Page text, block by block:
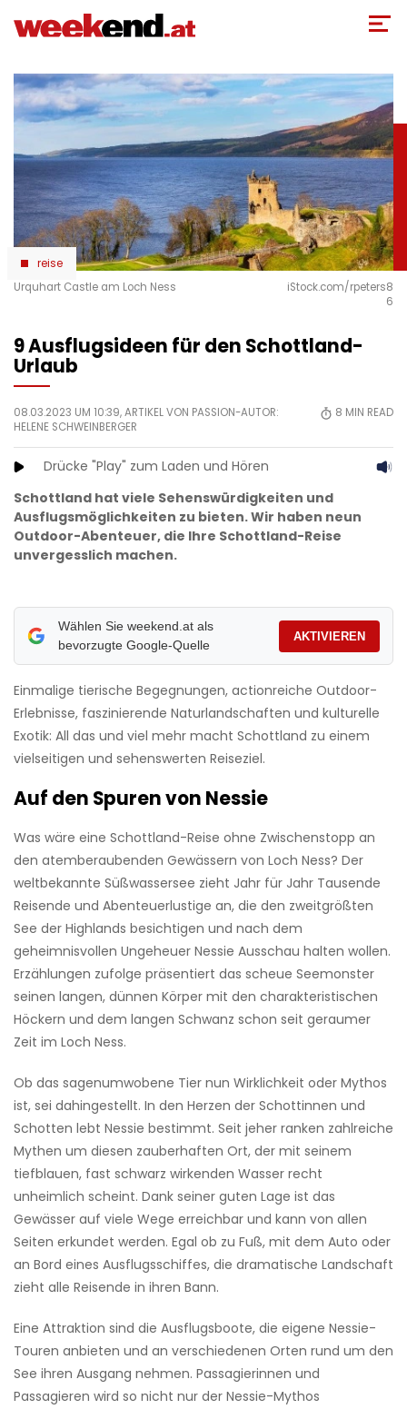
zum
reise
Urquhart Castle am Loch Ness
iStock.com/rpeters8
6
9 Ausflugsideen für den Schottland-
Urlaub
08.03.2023 UM 10:39, ARTIKEL VON PASSION-AUTOR:
HELENE SCHWEINBERGER
8 MIN READ
Drücke "Play" zum Laden und Hören
Schottland hat viele Sehenswürdigkeiten und
Ausflugsmöglichkeiten zu bieten. Wir haben neun
Outdoor-Abenteuer, die Ihre Schottland-Reise
unvergesslich machen.
Wählen Sie weekend.at als
bevorzugte Google-Quelle
AKTIVIEREN
Einmalige tierische Begegnungen, actionreiche Outdoor-
Erlebnisse, faszinierende Naturlandschaften und kulturelle
Exotik: All das und viel mehr macht Schottland zu einem
vielseitigen und sehenswerten Reiseziel.
Auf den Spuren von Nessie
Was wäre eine Schottland-Reise ohne Zwischenstopp an
den atemberaubenden Gewässern von Loch Ness? Der
weltbekannte Süßwassersee zieht Jahr für Jahr Tausende
Reisende und Abenteuerlustige an, die den zweitgrößten
See der Highlands besichtigen und nach dem
geheimnisvollen Ungeheuer Nessie Ausschau halten wollen.
Erzählungen zufolge präsentiert das scheue Seemonster
seinen langen, dünnen Körper mit den charakteristischen
Höckern und dem langen Schwanz schon seit geraumer
Zeit im Loch Ness.
Ob das sagenumwobene Tier nun Wirklichkeit oder Mythos
ist, sei dahingestellt. In den Herzen der Schottinnen und
Schotten lebt Nessie bestimmt. Seit jeher ranken zahlreiche
Mythen um diesen zauberhaften Ort, der mit seinem
tiefblauen, fast schwarz wirkenden Wasser recht
unheimlich scheint. Dank seiner guten Lage ist das
Gewässer auf viele Wege erreichbar und kann von allen
Seiten erkundet werden. Egal ob zu Fuß, mit dem Auto oder
an Bord eines Ausflugsschiffes, die dramatische Landschaft
zieht alle Reisende in ihren Bann.
Eine Attraktion sind die Ausflugsboote, die eigene Nessie-
Touren anbieten und an verschiedenen Orten rund um den
See ihren Ausgang nehmen. Passagierinnen und
Passagieren wird so nicht nur der Nessie-Mythos